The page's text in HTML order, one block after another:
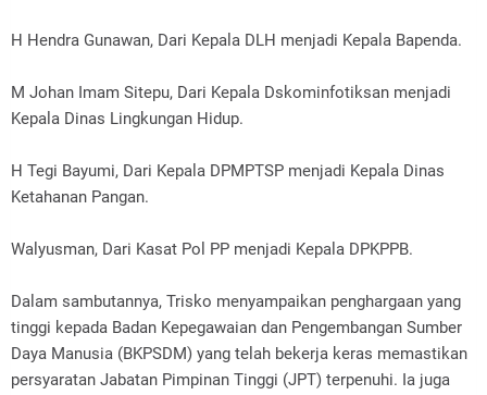
H Hendra Gunawan, Dari Kepala DLH menjadi Kepala Bapenda.
M Johan Imam Sitepu, Dari Kepala Dskominfotiksan menjadi
Kepala Dinas Lingkungan Hidup.
H Tegi Bayumi, Dari Kepala DPMPTSP menjadi Kepala Dinas
Ketahanan Pangan.
Walyusman, Dari Kasat Pol PP menjadi Kepala DPKPPB.
Dalam sambutannya, Trisko menyampaikan penghargaan yang
tinggi kepada Badan Kepegawaian dan Pengembangan Sumber
Daya Manusia (BKPSDM) yang telah bekerja keras memastikan
persyaratan Jabatan Pimpinan Tinggi (JPT) terpenuhi. Ia juga